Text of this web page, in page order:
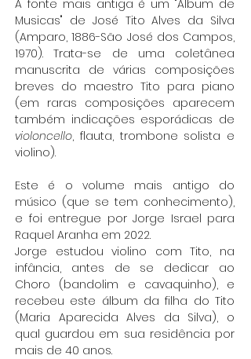
A fonte mais antiga é um "Album de
Musicas" de José Tito Alves da Silva
(Amparo, 1886-São José dos Campos,
1970). Trata-se de uma coletânea
manuscrita de várias composições
breves do maestro Tito para piano
(em raras composições aparecem
também indicações esporádicas de
violoncello, flauta, trombone solista e
violino).
Este é o volume mais antigo do
músico (que se tem conhecimento),
e foi entregue por Jorge Israel para
Raquel Aranha em 2022.
Jorge estudou violino com Tito, na
infância, antes de se dedicar ao
Choro (bandolim e cavaquinho), e
recebeu este álbum da filha do Tito
(Maria Aparecida Alves da Silva), o
qual guardou em sua residência por
mais de 40 anos.